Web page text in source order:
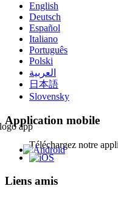
English
Deutsch
Español
Italiano
Português
Polski
العربية
日本語
Slovensky
Application mobile
Téléchargez notre
Liens amis